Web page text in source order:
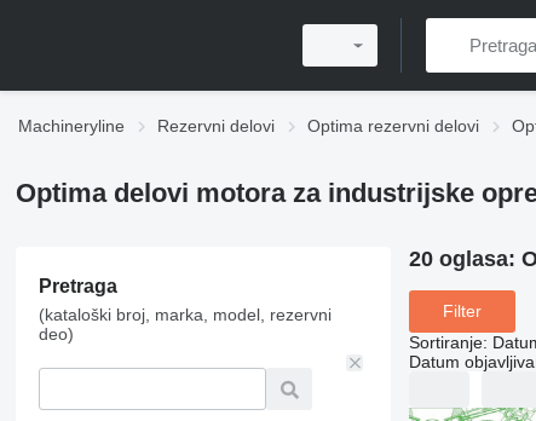
Machineryline Rezervni delovi Optima rezervni delovi
Optima delovi motora za industrijske
Pretraga
(kataloški broj, marka, model, rezervni
deo)
20 oglasa:
Filter
Sortiranje:
Datum